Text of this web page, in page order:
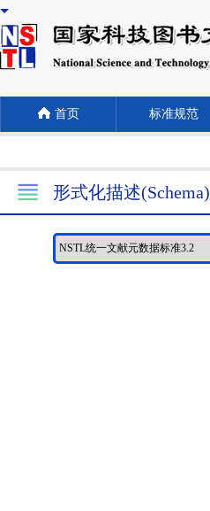
首页 标准规范
形式化描述(Schema)